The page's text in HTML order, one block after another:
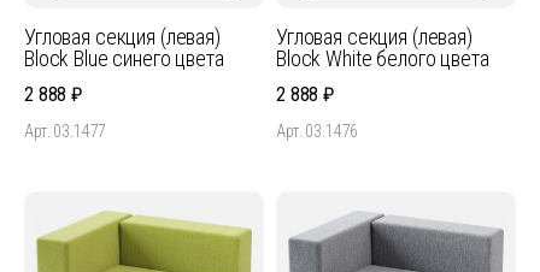
Угловая секция (левая)
Block Blue синего цвета
2 888
Арт. 03.1477
Угловая секция (левая)
Block White белого цвета
2 888
Арт. 03.1476